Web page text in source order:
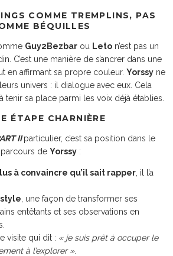
COMME TREMPLINS, PAS
BÉQUILLES
Guy2Bezbar ou Leto n’est pas un
C’est une manière de s’ancrer dans une
en affirmant sa propre couleur. Yorssyne
univers : il dialogue avec eux. Cela
tenir sa place parmi les voix déjà établies.
ÉTAPE CHARNIÈRE
II particulier, c’est sa position dans le
parcours de Yorssy :
à convaincre qu’il sait rapper , il l’a
, une façon de transformer ses
entêtants et ses observations en
visite qui dit : « je suis prêt à occuper le
à l’explorer ».